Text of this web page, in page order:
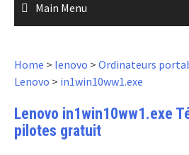
Main Menu
Home > lenovo > Ordinateurs
Lenovo > in1win10ww1.exe
Lenovo in1win10ww1.exe
pilotes gratuit